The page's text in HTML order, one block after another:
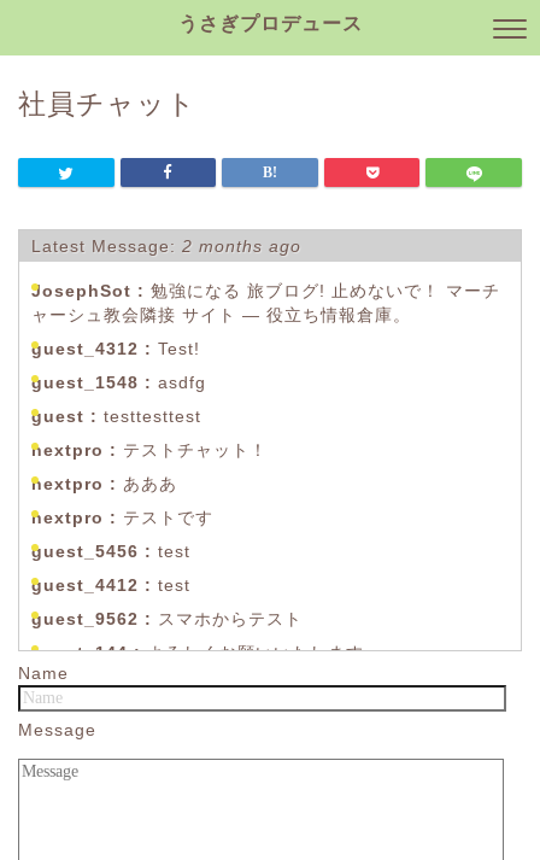
うさぎプロデュース
社員チャット
Latest Message: 2 months ago
JosephSot : 勉強になる 旅ブログ! 止めないで！ マーチ
ャーシュ教会隣接 サイト — 役立ち情報倉庫。
guest_4312 : Test!
guest_1548 : asdfg
guest : testtesttest
nextpro : テストチャット！
nextpro : あああ
nextpro : テストです
guest_5456 : test
guest_4412 : test
guest_9562 : スマホからテスト
guest_144 :よろしくお願いいたします。
guest_8091 :お疲れ様です。
Simple Ajax Chat.
Name
Message